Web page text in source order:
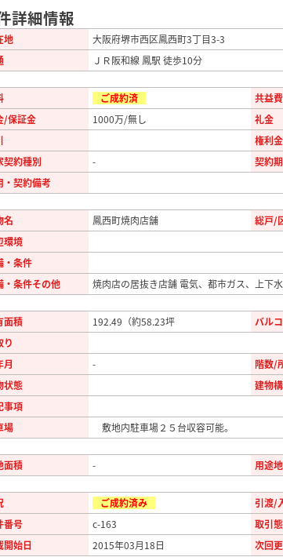
詳細情報
地
大阪府堺市西区鳳西町3丁目3-3
ＪＲ阪和線 鳳駅 徒歩10分
ご成約済 共益
/保証金
1000万/無し 礼金
権利金
契約種別
- 契約
・契約備考
名 鳳西町焼肉店舗 総戸/
環境
・条件
・条件その他
焼肉店の居抜き店舗 電気、都市ガス、上下
面積 192.49（約58.23坪 バル
り
月
- 階数/
状態
建物
事項
場
敷地内駐車場２５台収容可能。
面積 - 用途
ご成約済み 引渡/
番号
c-163 取引
開始日
2015年03月18日 次回